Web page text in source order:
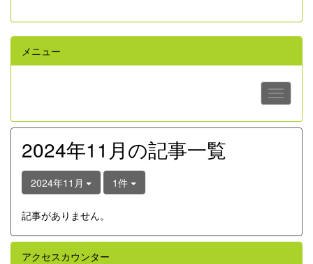
メニュー
2024年11月の記事一覧
2024年11月 1件
記事がありません。
アクセスカウンター